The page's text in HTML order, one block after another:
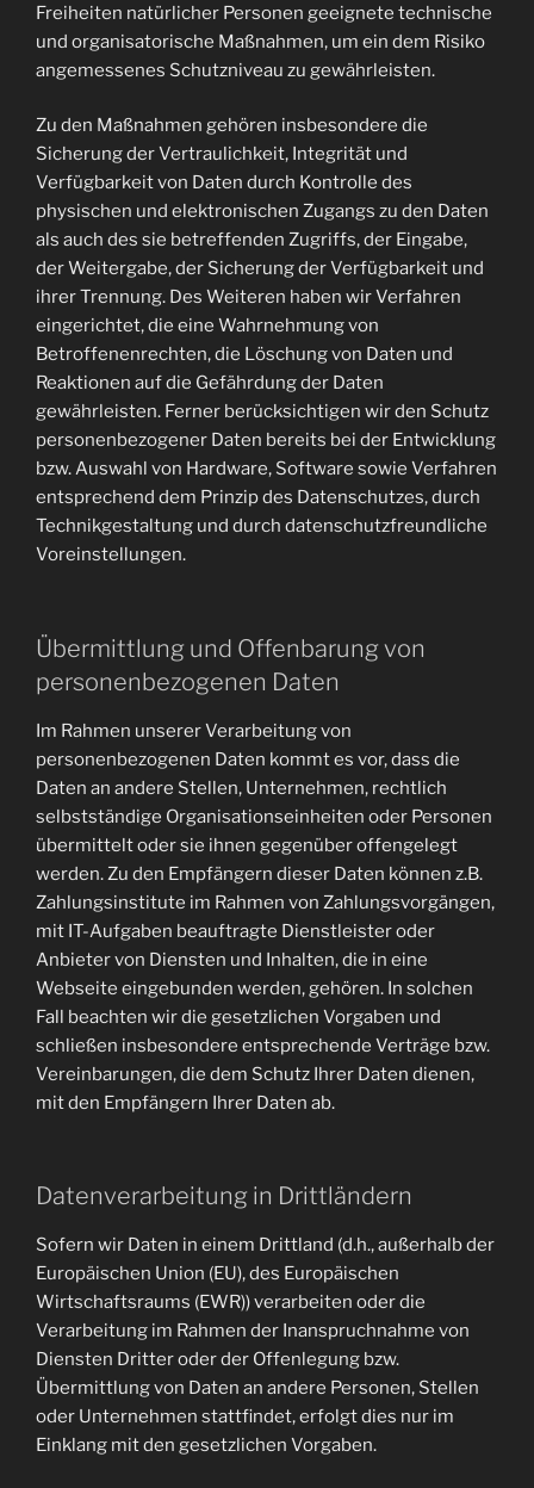
Freiheiten natürlicher Personen geeignete technische
und organisatorische Maßnahmen, um ein dem Risiko
angemessenes Schutzniveau zu gewährleisten.
Zu den Maßnahmen gehören insbesondere die
Sicherung der Vertraulichkeit, Integrität und
Verfügbarkeit von Daten durch Kontrolle des
physischen und elektronischen Zugangs zu den Daten
als auch des sie betreffenden Zugriffs, der Eingabe,
der Weitergabe, der Sicherung der Verfügbarkeit und
ihrer Trennung. Des Weiteren haben wir Verfahren
eingerichtet, die eine Wahrnehmung von
Betroffenenrechten, die Löschung von Daten und
Reaktionen auf die Gefährdung der Daten
gewährleisten. Ferner berücksichtigen wir den Schutz
personenbezogener Daten bereits bei der Entwicklung
bzw. Auswahl von Hardware, Software sowie Verfahren
entsprechend dem Prinzip des Datenschutzes, durch
Technikgestaltung und durch datenschutzfreundliche
Voreinstellungen.
Übermittlung und Offenbarung von
personenbezogenen Daten
Im Rahmen unserer Verarbeitung von
personenbezogenen Daten kommt es vor, dass die
Daten an andere Stellen, Unternehmen, rechtlich
selbstständige Organisationseinheiten oder Personen
übermittelt oder sie ihnen gegenüber offengelegt
werden. Zu den Empfängern dieser Daten können z.B.
Zahlungsinstitute im Rahmen von Zahlungsvorgängen,
mit IT-Aufgaben beauftragte Dienstleister oder
Anbieter von Diensten und Inhalten, die in eine
Webseite eingebunden werden, gehören. In solchen
Fall beachten wir die gesetzlichen Vorgaben und
schließen insbesondere entsprechende Verträge bzw.
Vereinbarungen, die dem Schutz Ihrer Daten dienen,
mit den Empfängern Ihrer Daten ab.
Datenverarbeitung in Drittländern
Sofern wir Daten in einem Drittland (d.h., außerhalb der
Europäischen Union (EU), des Europäischen
Wirtschaftsraums (EWR)) verarbeiten oder die
Verarbeitung im Rahmen der Inanspruchnahme von
Diensten Dritter oder der Offenlegung bzw.
Übermittlung von Daten an andere Personen, Stellen
oder Unternehmen stattfindet, erfolgt dies nur im
Einklang mit den gesetzlichen Vorgaben.